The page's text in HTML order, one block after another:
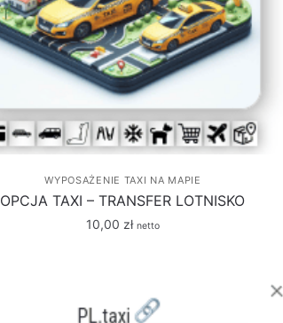
WYPOSAŻENIE TAXI NA MAPIE
OPCJA TAXI – TRANSFER LOTNISKO
10,00 zł netto